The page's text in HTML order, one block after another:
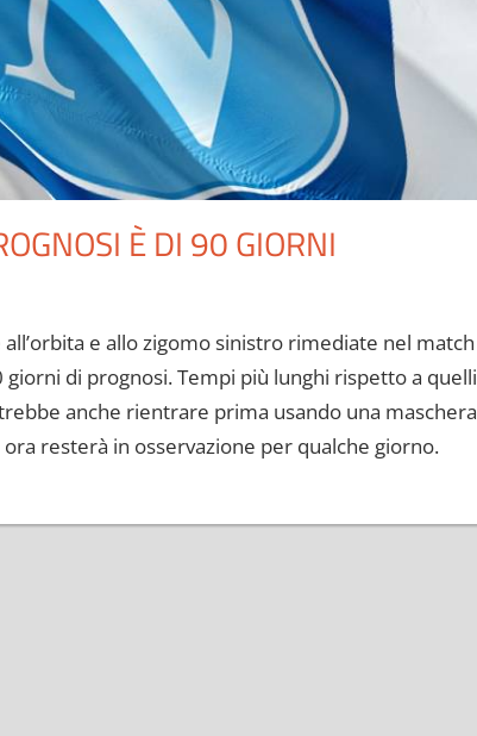
È DI 90 GIORNI
e allo zigomo sinistro rimediate nel match
di prognosi. Tempi più lunghi rispetto a quelli
anche rientrare prima usando una maschera
resterà in osservazione per qualche giorno.